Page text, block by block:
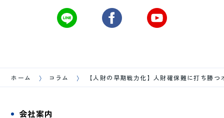
ホーム コラム 【人財の早期戦力化】人財確保難に打ち勝
会社案内